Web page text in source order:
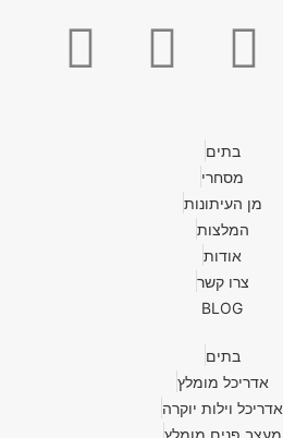
בתים
מסחרי
מן העיתונות
המלצות
אודות
צרו קשר
BLOG
בתים
אדריכל מומלץ
אדריכל וילות יוקרה